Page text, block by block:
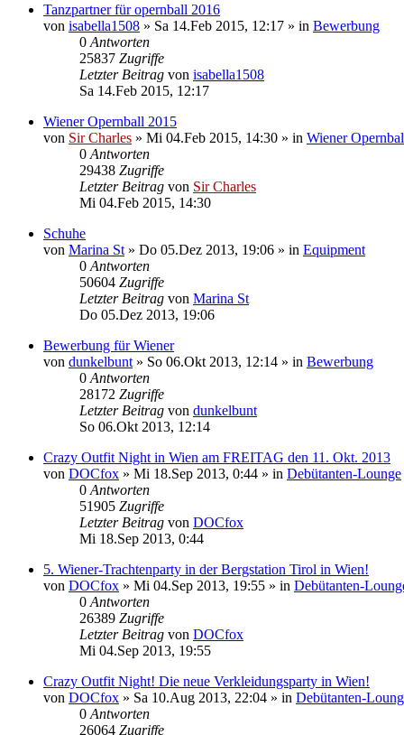
Tanzpartner für opernball 2016
von isabella1508 » Sa 14.Feb 2015, 12:17 » in Bewerbung
0 Antworten
25837 Zugriffe
Letzter Beitrag von isabella1508
Sa 14.Feb 2015, 12:17
Wiener Opernball 2015
von Sir Charles » Mi 04.Feb 2015, 14:30 » in Wiener
0 Antworten
29438 Zugriffe
Letzter Beitrag von Sir Charles
Mi 04.Feb 2015, 14:30
Schuhe
von Marina St » Do 05.Dez 2013, 19:06 » in Equipment
0 Antworten
50604 Zugriffe
Letzter Beitrag von Marina St
Do 05.Dez 2013, 19:06
Bewerbung für Wiener
von dunkelbunt » So 06.Okt 2013, 12:14 » in Bewerbung
0 Antworten
28172 Zugriffe
Letzter Beitrag von dunkelbunt
So 06.Okt 2013, 12:14
Crazy Outfit Night in Wien am FREITAG den 11. Okt. 2013
von DOCfox » Mi 18.Sep 2013, 0:44 » in Debütanten-Lounge
0 Antworten
51905 Zugriffe
Letzter Beitrag von DOCfox
Mi 18.Sep 2013, 0:44
5. Wiener-Trachtenparty in der Bergstation Tirol in Wien!
von DOCfox » Mi 04.Sep 2013, 19:55 » in Debütanten-
0 Antworten
26389 Zugriffe
Letzter Beitrag von DOCfox
Mi 04.Sep 2013, 19:55
Crazy Outfit Night! Die neue Verkleidungsparty in Wien!
von DOCfox » Sa 10.Aug 2013, 22:04 » in Debütanten-
0 Antworten
26064 Zugriffe